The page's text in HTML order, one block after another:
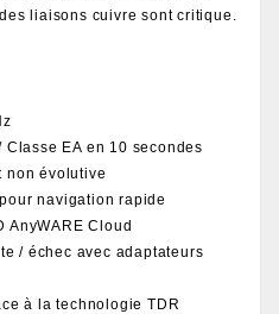
liaisons cuivre sont critique.
Classe EA en 10 secondes
non évolutive
navigation rapide
AnyWARE Cloud
/ échec avec adaptateurs
à la technologie TDR